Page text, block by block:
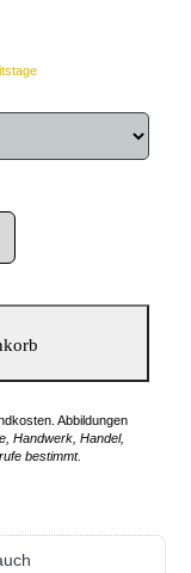
Abbildungen
Handwerk, Handel,
bestimmt.